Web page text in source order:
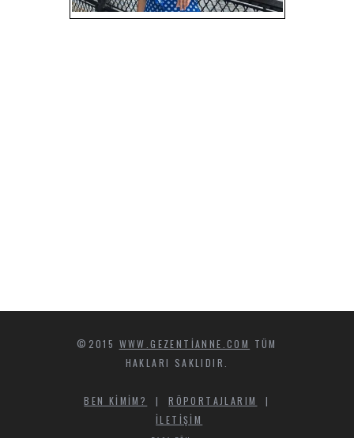
©2015 WWW.GEZENTIANNE.COM TÜM
HAKLARI SAKLIDIR.
BEN KIMIM? |RÖPORTAJLARIM
|
İLETIŞIM